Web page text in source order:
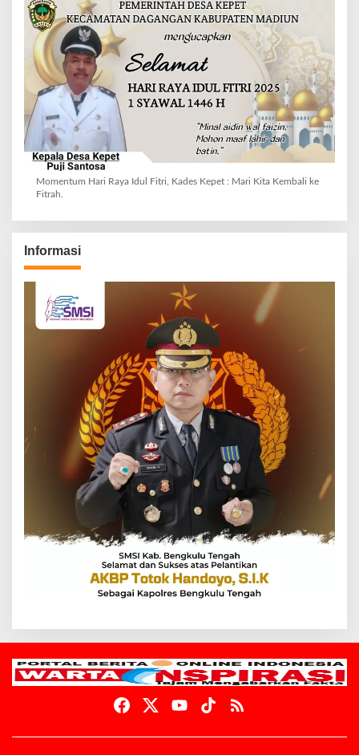
Momentum Hari Raya Idul Fitri, Kades Kepet : Mari Kita Kembali ke
Fitrah.
Informasi